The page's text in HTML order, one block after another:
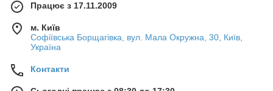
Працює з 17.11.2009
м. Київ
Софіївська Борщагівка, вул. Мала Окружна, 30, Київ,
Україна
Контакти